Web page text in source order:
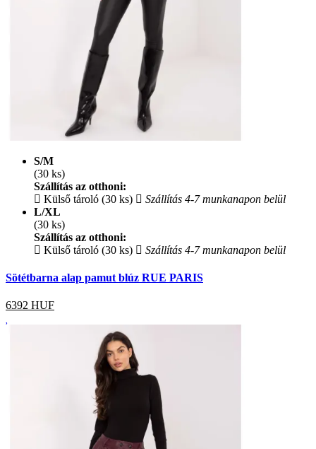
S/M
(30 ks)
Szállítás az otthoni:
Külső tároló (30 ks)
Szállítás 4-7 munkanapon belül
L/XL
(30 ks)
Szállítás az otthoni:
Külső tároló (30 ks)
Szállítás 4-7 munkanapon belül
Sötétbarna alap pamut blúz RUE PARIS
6392 HUF